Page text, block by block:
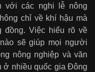
với các nghi lễ nông
chỉ về khí hậu mà
đồng. Việc hiểu rõ về
sẽ giúp mọi người
nông nghiệp và văn
ở nhiều quốc gia Đông